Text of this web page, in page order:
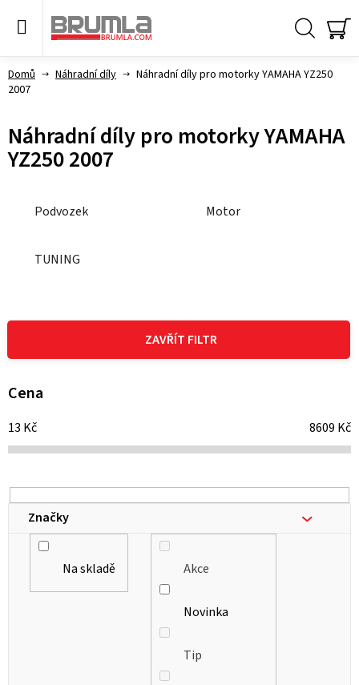
Domů Náhradní díly
Náhradní díly pro motorky YAMAHA YZ250
2007
Náhradní díly pro motorky YAMAHA
YZ250 2007
Podvozek Motor
TUNING
ZAVŘÍT FILTR
Cena
13 Kč 8609 Kč
Na skladě Akce
Novinka
Tip
Značky
V
p
i
p
r
o
d